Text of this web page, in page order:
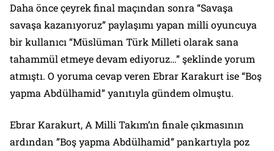
Daha önce çeyrek final maçından sonra “Savaşa
savaşa kazanıyoruz” paylaşımı yapan milli oyuncuya
bir kullanıcı “Müslüman Türk Milleti olarak sana
tahammül etmeye devam ediyoruz…” şeklinde yorum
atmıştı. O yoruma cevap veren Ebrar Karakurt ise “Boş
yapma Abdülhamid” yanıtıyla gündem olmuştu.
Ebrar Karakurt, A Milli Takım’ın finale çıkmasının
ardından ”Boş yapma Abdülhamid” pankartıyla poz